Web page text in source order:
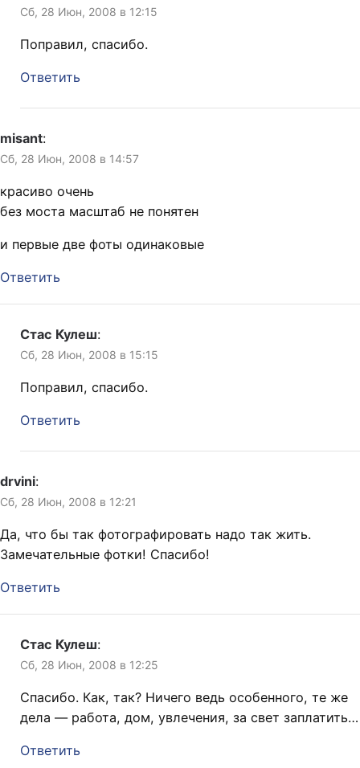
Сб, 28 Июн, 2008 в 12:15
Поправил, спасибо.
Ответить
misant:
Сб, 28 Июн, 2008 в 14:57
красиво очень
без моста масштаб не понятен
и первые две фоты одинаковые
Ответить
Стас Кулеш:
Сб, 28 Июн, 2008 в 15:15
Поправил, спасибо.
Ответить
drvini:
Сб, 28 Июн, 2008 в 12:21
Да, что бы так фотографировать надо так жить.
Замечательные фотки! Спасибо!
Ответить
Стас Кулеш:
Сб, 28 Июн, 2008 в 12:25
Спасибо. Как, так? Ничего ведь особенного, те же
дела — работа, дом, увлечения, за свет заплатить…
Ответить